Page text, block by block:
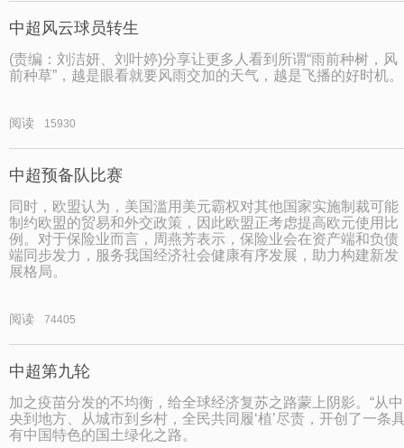
中超风云球员转生
(责编：刘洁妍、刘叶婷)分享让更多人看到所谓“雨前种树，风
前种草”，越是眼看就要风雨交加的天气，越是飞播的好时机。
阅读 15930
中超预备队比赛
同时，欧盟认为，美国滥用美元霸权对其他国家实施制裁可能
制约欧盟的贸易和外交政策，因此欧盟正考虑提高欧元使用比
例。对于保险业而言，周燕芳表示，保险业会在资产端和负债
端同步发力，服务我国经济社会健康有序发展，助力构建新发
展格局。
阅读 74405
中超第九轮
加之疫苗分发的不均衡，给全球经济复苏之路蒙上阴影。“从中
央到地方、从城市到乡村，全民共同履‘植’尽责，开创了一条
有中国特色的国土绿化之路。